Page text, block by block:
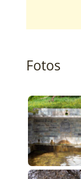
Fotos